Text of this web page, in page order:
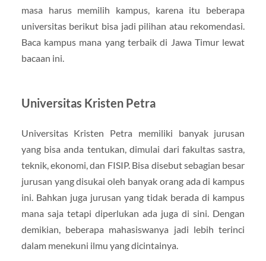
masa harus memilih kampus, karena itu beberapa
universitas berikut bisa jadi pilihan atau rekomendasi.
Baca kampus mana yang terbaik di Jawa Timur lewat
bacaan ini.
Universitas Kristen Petra
Universitas Kristen Petra memiliki banyak jurusan
yang bisa anda tentukan, dimulai dari fakultas sastra,
teknik, ekonomi, dan FISIP. Bisa disebut sebagian besar
jurusan yang disukai oleh banyak orang ada di kampus
ini. Bahkan juga jurusan yang tidak berada di kampus
mana saja tetapi diperlukan ada juga di sini. Dengan
demikian, beberapa mahasiswanya jadi lebih terinci
dalam menekuni ilmu yang dicintainya.